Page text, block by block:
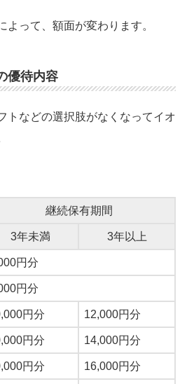
よって、額面が変わります。
優待内容
トなどの選択肢がなくなってイオ
継続保有期間
3年未満 3年以上
円分
円分
円分 12,000円分
円分 14,000円分
円分 16,000円分